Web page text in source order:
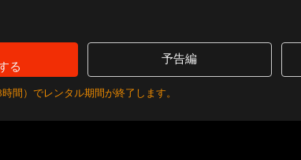
る
予告編
間）でレンタル期間が終了します。